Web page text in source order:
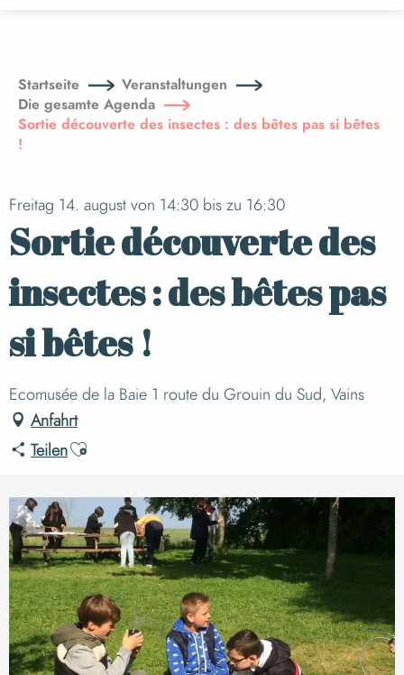
principal
Startseite
Veranstaltungen
Die gesamte Agenda
Sortie découverte des insectes : des bêtes pas si bêtes
!
Freitag 14. august von 14:30 bis zu 16:30
Sortie découverte des
insectes : des bêtes pas
si bêtes !
Ecomusée de la Baie 1 route du Grouin du Sud, Vains
Anfahrt
TeilenAjouter aux favoris